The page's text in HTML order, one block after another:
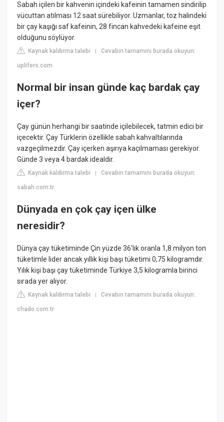
Sabah içilen bir kahvenin içindeki kafeinin tamamen sindirilip
vücuttan atılması 12 saat sürebiliyor. Uzmanlar, toz halindeki
bir çay kaşığı saf kafeinin, 28 fincan kahvedeki kafeine eşit
olduğunu söylüyor.
Kaynak kaldırma talebi |Cevabın tamamını burada okuyun:
uplifers.com
Normal bir insan günde kaç bardak çay
içer?
Çay günün herhangi bir saatinde içilebilecek, tatmin edici bir
içecektir. Çay Türklerin özellikle sabah kahvaltılarında
vazgeçilmezdir. Çay içerken aşırıya kaçılmaması gerekiyor.
Günde 3 veya 4 bardak idealdir.
Kaynak kaldırma talebi |Cevabın tamamını burada okuyun:
sabah.com.tr
Dünyada en çok çay içen ülke
neresidir?
Dünya çay tüketiminde Çin yüzde 36'lık oranla 1,8 milyon ton
tüketimle lider ancak yıllık kişi başı tüketimi 0,75 kilogramdır.
Yılık kişi başı çay tüketiminde Türkiye 3,5 kilogramla birinci
sırada yer alıyor.
Kaynak kaldırma talebi |Cevabın tamamını burada okuyun:
chado.com.tr